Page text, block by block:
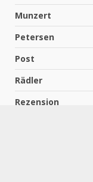
Munzert
Petersen
Post
Rädler
Rezension